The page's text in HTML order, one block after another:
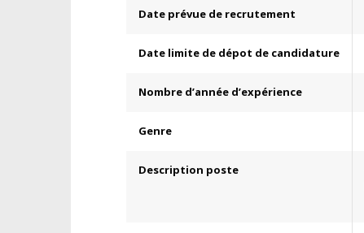
Date prévue de recrutement
Date limite de dépot de candidature
Nombre d’année d’expérience
Genre
Description poste